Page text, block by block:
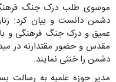
موسوی طلب درک جنگ فرهنگی
دشمن دانست و بیان کرد:
عمیق و درک جنگ فرهنگی و
مقدس و حضور مقتدارنه در
دشمن را خنثی نمایند.
مدیر حوزه علمیه به رسالت